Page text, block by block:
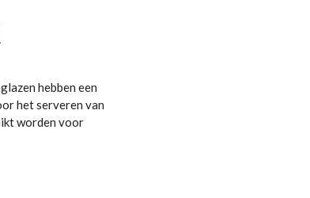
hebben een
het serveren van
worden voor